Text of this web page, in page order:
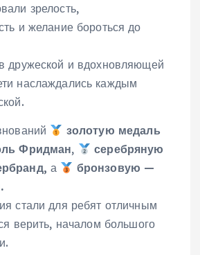
зрелость,
и желание бороться до
дружеской и вдохновляющей
наслаждались каждым
золотую медаль
Фридман,
серебряную
а бронзовую —
стали для ребят отличным
верить, началом большого